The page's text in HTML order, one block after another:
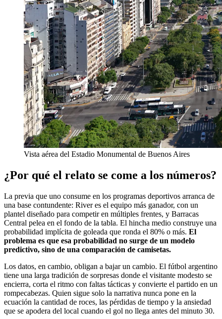
Vista aérea del Estadio Monumental de Buenos Aires
¿Por qué el relato se come a los números?
La previa que uno consume en los programas deportivos arranca de
una base contundente: River es el equipo más ganador, con un
plantel diseñado para competir en múltiples frentes, y Barracas
Central pelea en el fondo de la tabla. El hincha medio construye una
probabilidad implícita de goleada que ronda el 80% o más. El
problema es que esa probabilidad no surge de un modelo
predictivo, sino de una comparación de camisetas.
Los datos, en cambio, obligan a bajar un cambio. El fútbol argentino
tiene una larga tradición de sorpresas donde el visitante modesto se
encierra, corta el ritmo con faltas tácticas y convierte el partido en un
rompecabezas. Quien sigue solo la narrativa nunca pone en la
ecuación la cantidad de roces, las pérdidas de tiempo y la ansiedad
que se apodera del local cuando el gol no llega antes del minuto 30.